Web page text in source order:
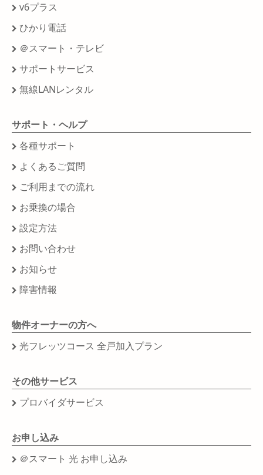
v6プラス
ひかり電話
＠スマート・テレビ
サポートサービス
無線LANレンタル
サポート・ヘルプ
各種サポート
よくあるご質問
ご利用までの流れ
お乗換の場合
設定方法
お問い合わせ
お知らせ
障害情報
物件オーナーの方へ
光フレッツコース 全戸加入プラン
その他サービス
プロバイダサービス
お申し込み
＠スマート 光 お申し込み